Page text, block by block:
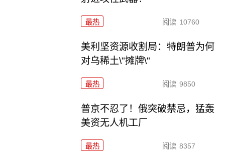
最热 阅读 10760
美利坚资源收割局：特朗普为何
对乌稀土\"摊牌\"
最热 阅读 9850
普京不忍了！俄突破禁忌，猛轰
美资无人机工厂
最热 阅读 8357